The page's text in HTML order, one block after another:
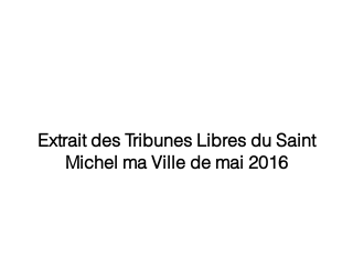
Extrait des Tribunes Libres du Saint
Michel ma Ville de mai 2016